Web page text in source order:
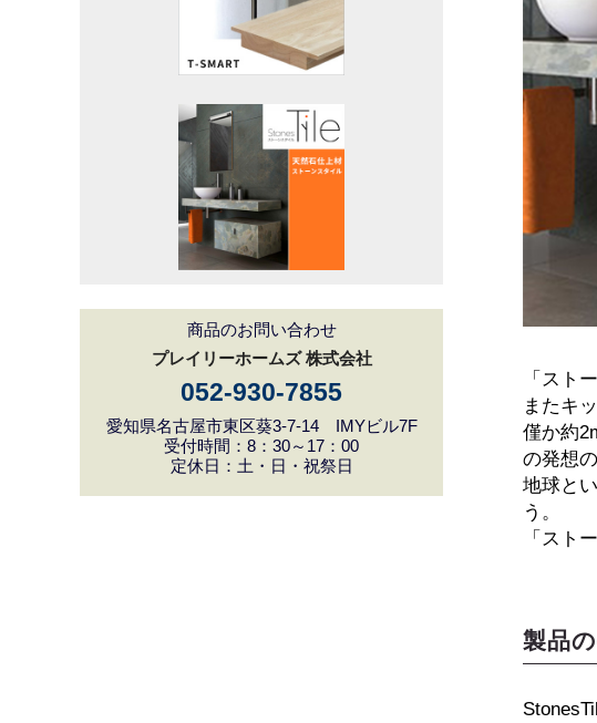
商品のお問い合わせ
プレイリーホームズ 株式会社
052-930-7855
愛知県名古屋市東区葵3-7-14 IMYビル7F
受付時間：8：30～17：00
定休日：土・日・祝祭日
「スト
またキ
僅か約
の発想
地球と
う。
「スト
製品